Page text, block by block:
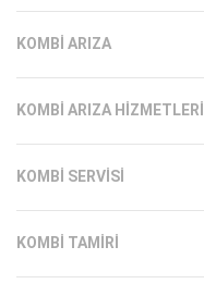
KOMBI ARIZA
KOMBI ARIZA HIZMETLERI
KOMBI SERVISI
KOMBI TAMIRI